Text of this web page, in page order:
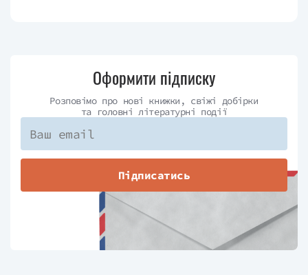
Оформити підписку
Розповімо про нові книжки, свіжі добірки
та головні літературні події
Підписатись